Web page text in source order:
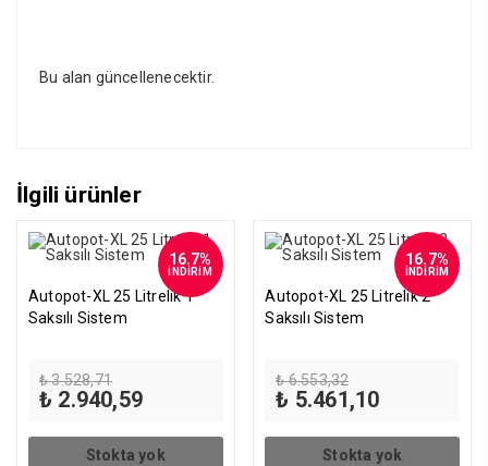
Bu alan güncellenecektir.
İlgili ürünler
Autopot-XL 25 Litrelik 1
Saksılı Sistem
₺3.528,71Orijinal
fiyat:
₺ 3.528,71.
₺ 2.940,59Şu
fiyat:
₺ 2.940,59.
16.7%
İNDİRİM
Stokta yok
Autopot-XL 25 Litrelik 2
Saksılı Sistem
₺6.553,32Orijinal
fiyat:
₺ 6.553,32.
₺ 5.461,10Şu
fiyat:
₺ 5.461,10.
16.7%
İNDİRİM
Stokta yok